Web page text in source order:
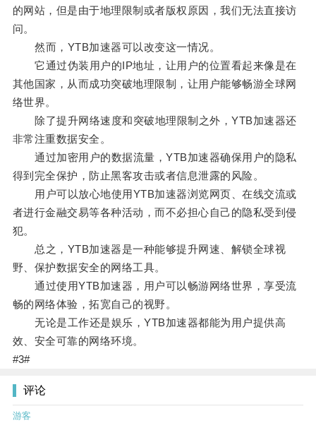
的网站，但是由于地理限制或者版权原因，我们无法直接访
问。
然而，YTB加速器可以改变这一情况。
它通过伪装用户的IP地址，让用户的位置看起来像是在
其他国家，从而成功突破地理限制，让用户能够畅游全球网
络世界。
除了提升网络速度和突破地理限制之外，YTB加速器还
非常注重数据安全。
通过加密用户的数据流量，YTB加速器确保用户的隐私
得到完全保护，防止黑客攻击或者信息泄露的风险。
用户可以放心地使用YTB加速器浏览网页、在线交流或
者进行金融交易等各种活动，而不必担心自己的隐私受到侵
犯。
总之，YTB加速器是一种能够提升网速、解锁全球视
野、保护数据安全的网络工具。
通过使用YTB加速器，用户可以畅游网络世界，享受流
畅的网络体验，拓宽自己的视野。
无论是工作还是娱乐，YTB加速器都能为用户提供高
效、安全可靠的网络环境。
#3#
评论
游客